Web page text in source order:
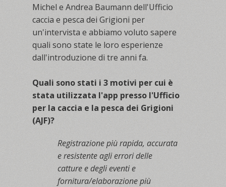
Michel e Andrea Baumann dell'Ufficio
caccia e pesca dei Grigioni per
un'intervista e abbiamo voluto sapere
quali sono state le loro esperienze
dall'introduzione di tre anni fa.
Quali sono stati i 3 motivi per cui è
stata utilizzata l'app presso l'Ufficio
per la caccia e la pesca dei Grigioni
(AJF)?
Registrazione più rapida, accurata
e resistente agli errori delle
catture e degli eventi e
fornitura/elaborazione più